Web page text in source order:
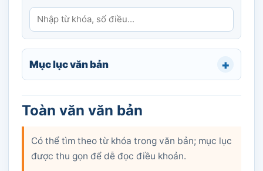
Mục lục văn bản
Toàn văn văn bản
Có thể tìm theo từ khóa trong văn bản; mục lục
được thu gọn để dễ đọc điều khoản.